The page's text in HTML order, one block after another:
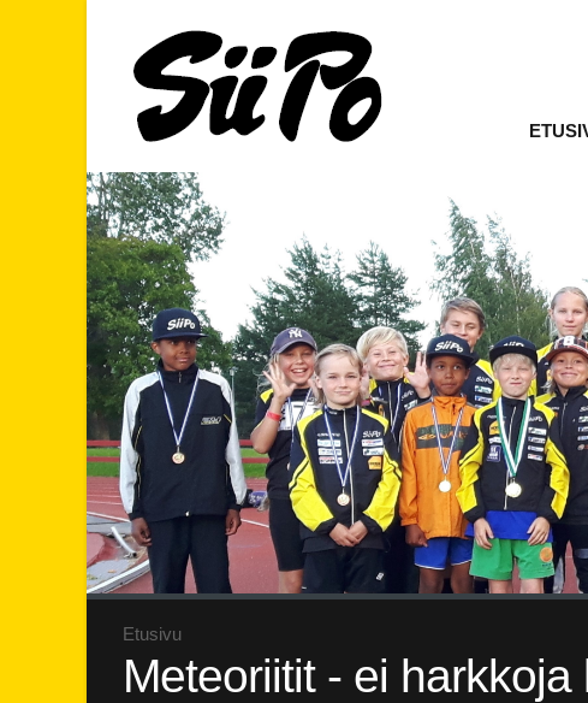
Etusivu
Meteoriitit - ei